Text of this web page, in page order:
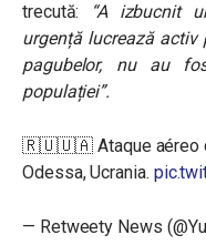
trecută:
“A izbucnit
urgență lucrează
pagubelor, nu au
populației”.
🇷🇺🇺🇦 Ataque aéreo
Odessa, Ucrania.
— Retweety News